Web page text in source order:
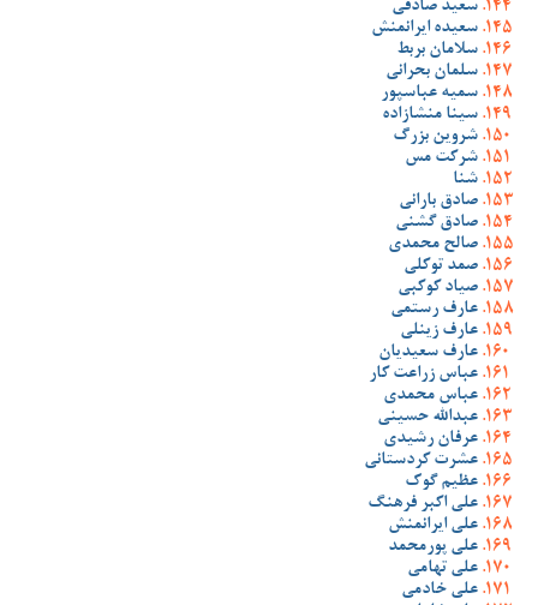
سعید صادقی
سعیده ایرانمنش
سلامان بربط
سلمان بحرانی
سمیه عباسپور
سینا منشازاده
شروین بزرگ
شرکت مس
شنا
صادق بارانی
صادق گشنی
صالح محمدی
صمد توکلی
صیاد کوکبی
عارف رستمی
عارف زینلی
عارف سعیدیان
عباس زراعت کار
عباس محمدی
عبدالله حسینی
عرفان رشیدی
عشرت کردستانی
عظیم گوک
علی اکبر فرهنگ
علی ایرانمنش
علی پورمحمد
علی تهامی
علی خادمی